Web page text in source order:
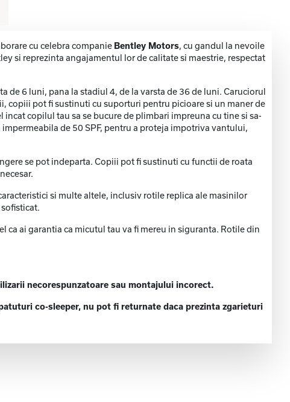
cu celebra companie Bentley Motors, cu gandul la nevoile
si reprezinta angajamentul lor de calitate si maestrie, respectat
6 luni, pana la stadiul 4, de la varsta de 36 de luni. Caruciorul
copiii pot fi sustinuti cu suporturi pentru picioare si un maner de
copilul tau sa se bucure de plimbari impreuna cu tine si sa-
de 50 SPF, pentru a proteja impotriva vantului,
se pot indeparta. Copiii pot fi sustinuti cu functii de roata
si multe altele, inclusiv rotile replica ale masinilor
ai garantia ca micutul tau va fi mereu in siguranta. Rotile din
necorespunzatoare sau montajului incorect.
co-sleeper, nu pot fi returnate daca prezinta zgarieturi